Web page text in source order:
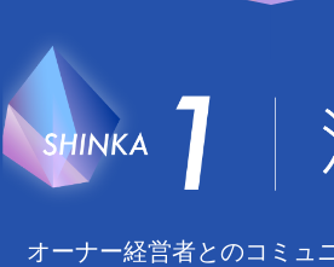
オーナー経営者とのコミュ